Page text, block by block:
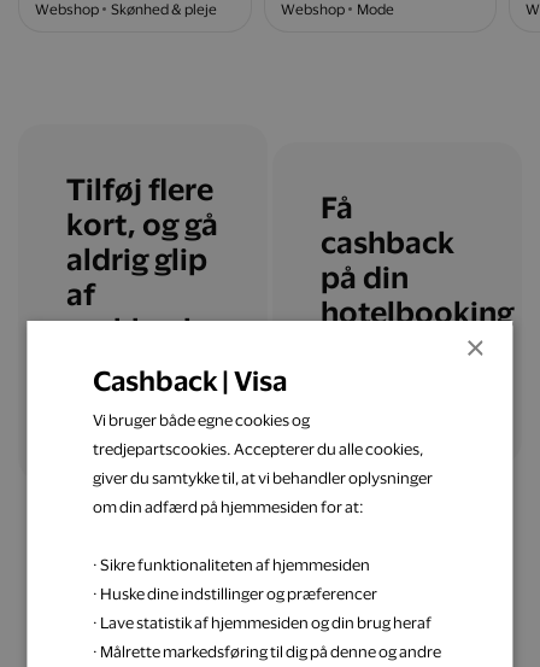
Webshop Skønhed & pleje Webshop Mode
Tilføj flere
kort, og gå
aldrig glip
af
cashback
Tilføj flere kort
Få
cashback
på din
hotelbooking
Få inspiration til din
×
Cashback | Visa
Vi bruger både egne cookies og
tredjepartscookies. Accepterer du alle cookies,
giver du samtykke til, at vi behandler oplysninger
om din adfærd på hjemmesiden for at:
· Sikre funktionaliteten af hjemmesiden
· Huske dine indstillinger og præferencer
· Lave statistik af hjemmesiden og din brug heraf
· Målrette markedsføring til dig på denne og andre